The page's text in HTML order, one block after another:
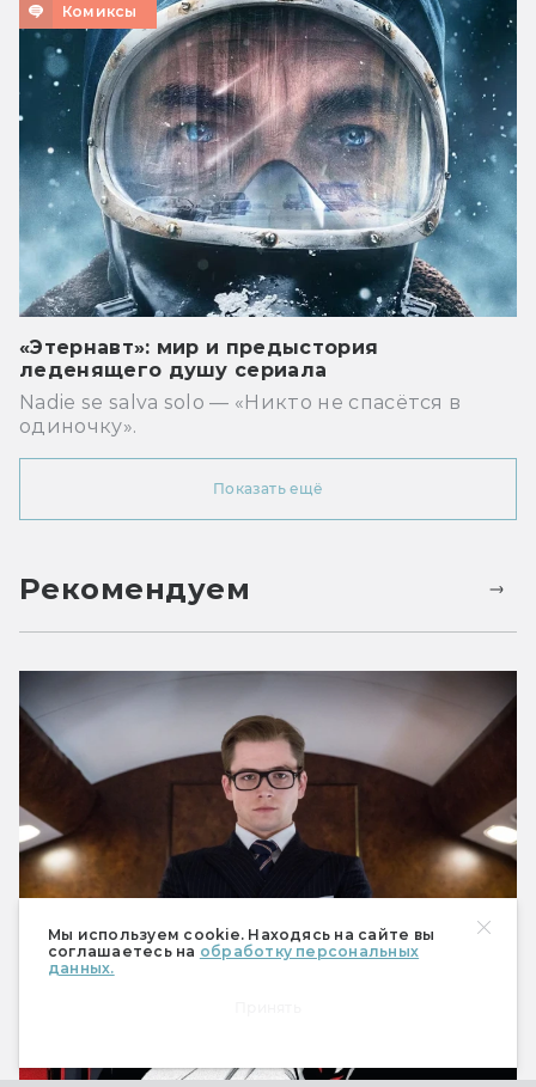
Мы используем cookie. Находясь на сайте вы
соглашаетесь на обработку персональных
данных.
Комиксы
«Этернавт»: мир и предыстория
леденящего душу сериала
Nadie se salva solo — «Никто не спасётся в
одиночку».
Показать ещё
Рекомендуем
Kingsman: серия комиксов и фильмов
супершпионской фантастики